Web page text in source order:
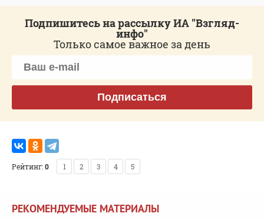
Подпишитесь на рассылку ИА "Взгляд-
инфо"
Только самое важное за день
Подписаться
Рейтинг:0 1 2 3 4 5
РЕКОМЕНДУЕМЫЕ МАТЕРИАЛЫ